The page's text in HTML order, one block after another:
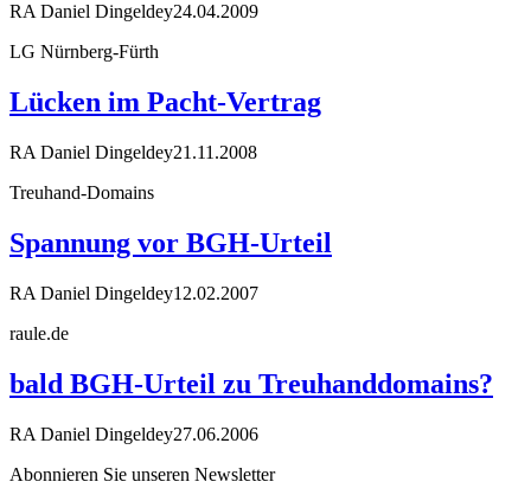
RA Daniel Dingeldey24.04.2009
LG Nürnberg-Fürth
Lücken im Pacht-Vertrag
RA Daniel Dingeldey21.11.2008
Treuhand-Domains
Spannung vor BGH-Urteil
RA Daniel Dingeldey12.02.2007
raule.de
bald BGH-Urteil zu Treuhanddomains?
RA Daniel Dingeldey27.06.2006
Abonnieren Sie unseren Newsletter